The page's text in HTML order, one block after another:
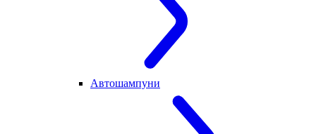
Автошампуни